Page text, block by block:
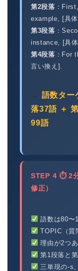
第2段落 ：
example, [具
第3段落 ：
instance, [具
第4段落 ：For
言い換え].
→ 語数ター
落37語 ＋
99語
STEP 4 ⏱ 2
修正）
語数は80〜
TOPIC（質
理由が2つ
第1段落と
三単現の-s